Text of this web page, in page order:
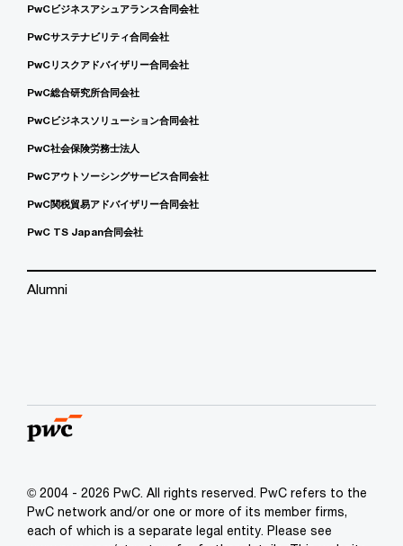
PwCビジネスアシュアランス合同会社
PwCサステナビリティ合同会社
PwCリスクアドバイザリー合同会社
PwC総合研究所合同会社
PwCビジネスソリューション合同会社
PwC社会保険労務士法人
PwCアウトソーシングサービス合同会社
PwC関税貿易アドバイザリー合同会社
PwC TS Japan合同会社
Alumni
© 2004 - 2026 PwC. All rights reserved. PwC refers to the
PwC network and/or one or more of its member firms,
each of which is a separate legal entity. Please see